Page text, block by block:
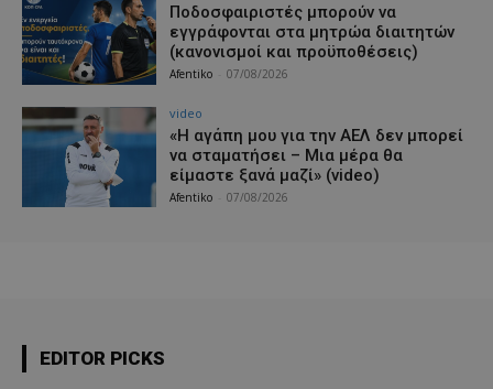
Ποδοσφαιριστές μπορούν να
εγγράφονται στα μητρώα διαιτητών
(κανονισμοί και προϋποθέσεις)
Afentiko 07/08/2026
video
«Η αγάπη μου για την ΑΕΛ δεν μπορεί
να σταματήσει – Μια μέρα θα
είμαστε ξανά μαζί» (video)
Afentiko 07/08/2026
EDITOR PICKS